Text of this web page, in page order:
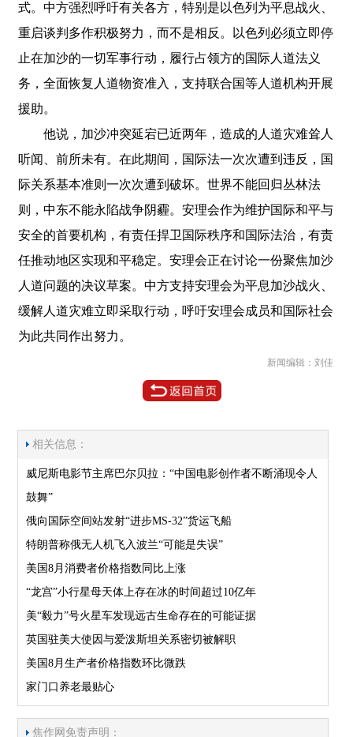
式。中方强烈呼吁有关各方，特别是以色列为平息战火、
重启谈判多作积极努力，而不是相反。以色列必须立即停
止在加沙的一切军事行动，履行占领方的国际人道法义
务，全面恢复人道物资准入，支持联合国等人道机构开展
援助。
他说，加沙冲突延宕已近两年，造成的人道灾难耸人
听闻、前所未有。在此期间，国际法一次次遭到违反，国
际关系基本准则一次次遭到破坏。世界不能回归丛林法
则，中东不能永陷战争阴霾。安理会作为维护国际和平与
安全的首要机构，有责任捍卫国际秩序和国际法治，有责
任推动地区实现和平稳定。安理会正在讨论一份聚焦加沙
人道问题的决议草案。中方支持安理会为平息加沙战火、
缓解人道灾难立即采取行动，呼吁安理会成员和国际社会
为此共同作出努力。
新闻编辑：刘佳
相关信息：
威尼斯电影节主席巴尔贝拉：“中国电影创作者不断涌现令人
鼓舞”
俄向国际空间站发射“进步MS-32”货运飞船
特朗普称俄无人机飞入波兰“可能是失误”
美国8月消费者价格指数同比上涨
“龙宫”小行星母天体上存在冰的时间超过10亿年
美“毅力”号火星车发现远古生命存在的可能证据
英国驻美大使因与爱泼斯坦关系密切被解职
美国8月生产者价格指数环比微跌
家门口养老最贴心
焦作网免责声明：